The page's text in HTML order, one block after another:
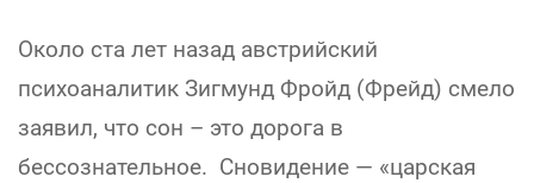
Около ста лет назад австрийский
психоаналитик Зигмунд Фройд (Фрейд) смело
заявил, что сон – это дорога в
бессознательное. Сновидение — «царская